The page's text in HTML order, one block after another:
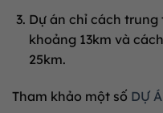
Dự án chỉ cách
khoảng 13km và
25km.
Tham khảo một số DỰ